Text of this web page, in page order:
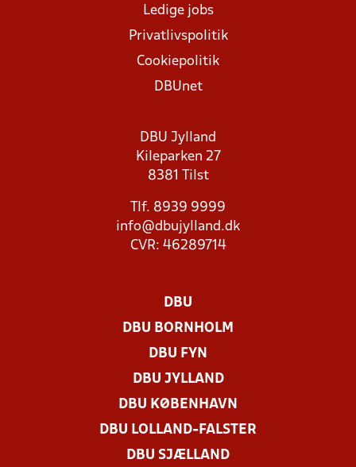
Ledige jobs
Privatlivspolitik
Cookiepolitik
DBUnet
DBU Jylland
Kileparken 27
8381 Tilst
Tlf. 8939 9999
info@dbujylland.dk
CVR: 46289714
DBU
DBU BORNHOLM
DBU FYN
DBU JYLLAND
DBU KØBENHAVN
DBU LOLLAND-FALSTER
DBU SJÆLLAND